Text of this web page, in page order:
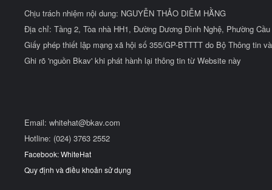
Chịu trách nhiệm nội dung: NGUYỄN THẢO DIỄM HẰNG
Địa chỉ: Tầng 2, Tòa nhà HH1, Đường Dương Đình Nghệ, Phường
Giấy phép thiết lập mạng xã hội số 355/GP-BTTTT do Bộ Thông tin
Ghi rõ 'nguồn Bkav' khi phát hành lại thông tin từ Website này
Email: whitehat@bkav.com
Hotline: (024) 3763 2552
Facebook: WhiteHat
Quy định và điều khoản sử dụng